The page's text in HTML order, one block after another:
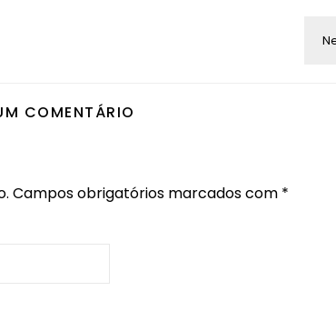
COMENTÁRIO
Campos obrigatórios marcados com *